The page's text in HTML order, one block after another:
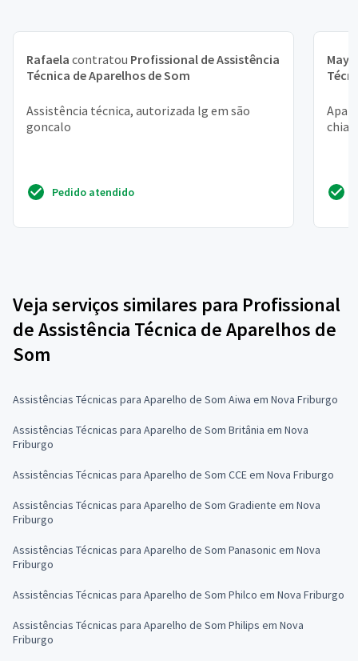
Rafaela contratou Profissional de Assistência
Técnica de Aparelhos de Som
Assistência técnica, autorizada lg em são
goncalo
Pedido atendido
Maya
Veja serviços similares para Profissional
de Assistência Técnica de Aparelhos de
Som
Assistências Técnicas para Aparelho de Som Aiwa em Nova Friburgo
Assistências Técnicas para Aparelho de Som Britânia em Nova
Friburgo
Assistências Técnicas para Aparelho de Som CCE em Nova Friburgo
Assistências Técnicas para Aparelho de Som Gradiente em Nova
Friburgo
Assistências Técnicas para Aparelho de Som Panasonic em Nova
Friburgo
Assistências Técnicas para Aparelho de Som Philco em Nova Friburgo
Assistências Técnicas para Aparelho de Som Philips em Nova
Friburgo